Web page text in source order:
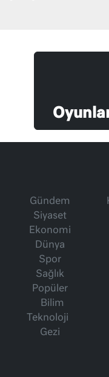
Gündem
Siyaset
Ekonomi
Dünya
Spor
Sağlık
Popüler
Bilim
Teknoloji
Gezi